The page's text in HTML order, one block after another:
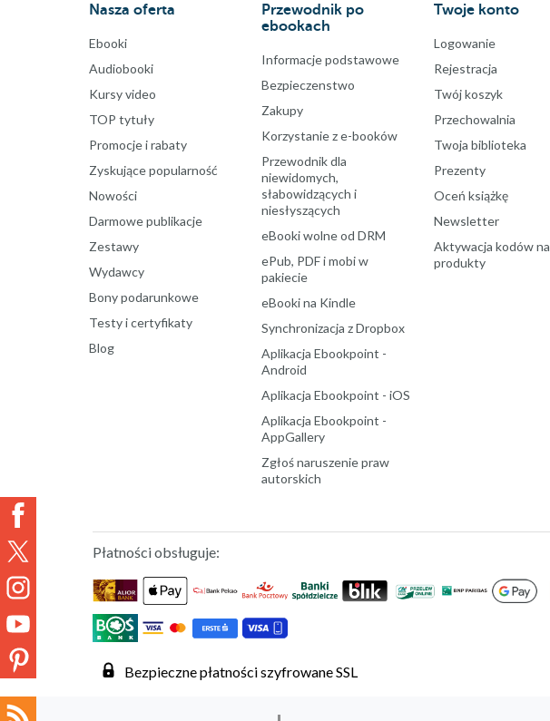
Nasza oferta
Ebooki
Audiobooki
Kursy video
TOP tytuły
Promocje i rabaty
Zyskujące popularność
Nowości
Darmowe publikacje
Zestawy
Wydawcy
Bony podarunkowe
Testy i certyfikaty
Blog
Przewodnik po
ebookach
Informacje podstawowe
Bezpieczenstwo
Zakupy
Korzystanie z e-booków
Przewodnik dla
niewidomych,
słabowidzących i
niesłyszących
eBooki wolne od DRM
ePub, PDF i mobi w
pakiecie
eBooki na Kindle
Synchronizacja z Dropbox
Aplikacja Ebookpoint -
Android
Aplikacja Ebookpoint - iOS
Aplikacja Ebookpoint -
AppGallery
Zgłoś naruszenie praw
autorskich
Twoje konto
Logowanie
Rejestracja
Twój koszyk
Przechowalnia
Twoja biblioteka
Prezenty
Oceń książkę
Newsletter
Aktywacja kodów na
produkty
Płatności obsługuje:
Bezpieczne płatności szyfrowane SSL